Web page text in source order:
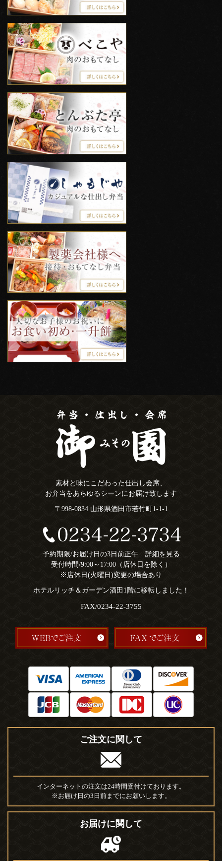
素材と味にこだわった仕出し会席、
お弁当をあらゆるシーンにお届け致します
〒998-0834 山形県酒田市若竹町1-1-1
予約期限/お届け日の3日前正午 詳細を見る
受付時間/9:00～17:00（店休日を除く）
※店休日(火曜日)変更の場合あり
ホテルリッチ＆ガーデン酒田1階に移転しました！
FAX/0234-22-3755
ご注文に関して
インターネットの注文は24時間受付けております。
※お届け日の3日前までにお願いします。
お届けに関して